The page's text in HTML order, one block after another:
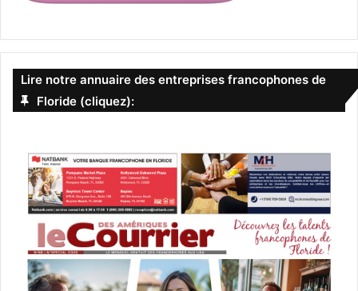
Lire notre annuaire des entreprises francophones de
Floride (cliquez):